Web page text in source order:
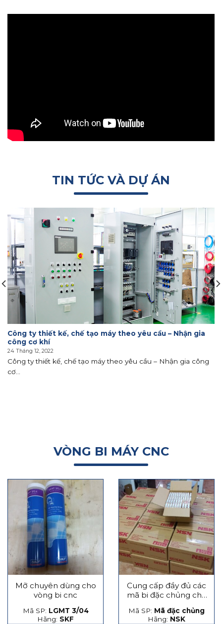
TIN TỨC VÀ DỰ ÁN
Công ty thiết kế, chế tạo máy theo yêu cầu – Nhận gia
công cơ khí
24 Tháng 12, 2022
Công ty thiết kế, chế tạo máy theo yêu cầu – Nhận gia công
cơ...
VÒNG BI MÁY CNC
Mỡ chuyên dùng cho
vòng bi cnc
Mã SP: LGMT 3/04
Hãng: SKF
Cung cấp đầy đủ các
mã bi đặc chủng cho
Mã SP: Mã đặc chủng
Hãng: NSK